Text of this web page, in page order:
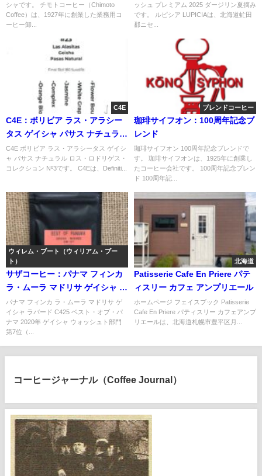
シャです。 チモトコーヒー（Chimoto
Coffee）は、1927年に創業した業務用コ
ーヒー卸...
ッシュ プレミアム 2025 ダージリン夏摘み
です。 ルピシア LUPICIAは、北海道虻田
郡ニセ...
C4E
C4E：ボリビア ラス・アラシー
タス ゲイシャ パサス ナチュラル
ロス・ロドリゲス・コレクショ
ン Nº3
C4E ボリビア ラス・アラシータス ゲイシ
ャ パサス ナチュラル ロス・ロドリゲス・
コレクション Nº3です。 C4Eは、Definiti...
ブレンドコーヒー
珈琲サイフオン：100周年記念ブ
レンド
珈琲サイフオン 100周年記念ブレンドで
す。 珈琲サイフオンは、1925年に創業し
たコーヒー会社です。 100周年記念ブレン
ド 100周年記...
ウィレム・ブート（ウィリアム・ブー
ト）
サザコーヒー：パナマ フィンカ
ラ・ムーラ マドリサ ゲイシャ ラ
バード C425 ベスト・オブ・パ
ナマ 2020年 ゲイシャ ウォッシ
ュト部門 第7位（サンプル）
パナマ フィンカ ラ・ムーラ マドリサ ゲ
イシャ ラバード C425 ベスト・オブ・パ
ナマ 2020年 ゲイシャ ウォッシュト部門
第7位（...
北海道
Patisserie Cafe En Priere パテ
ィスリー カフェ アンプリエール
ホームページ フェイスブック Patisserie
Cafe En Priere パティスリー カフェアンプ
リエールは、北海道札幌市豊平区月...
コーヒージャーナル（Coffee Journal）